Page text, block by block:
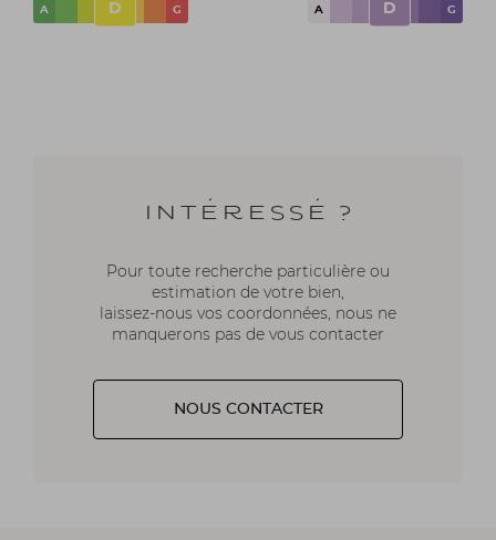
A G
D A G
D
Intéressé ?
Pour toute recherche particulière ou
estimation de votre bien,
laissez-nous vos coordonnées, nous ne
manquerons pas de vous contacter
NOUS CONTACTER